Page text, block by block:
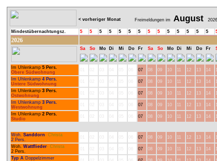
< vorheriger Monat Freimeldungen im August 2026
Mindestübernachtungsz. 5 5 5 5 5 5 5 5 5 5 5 5 5 5
2026
Sa So Mo Di Mi Do Fr Sa So Mo Di Mi Do Fr
Im Uhlenkamp 5 Pers.
Obere Südwohnung
07 08 09 10 11 12 13 14
Im Uhlenkamp 4 Pers.
Untere Südwohnung
07 08 09 10 11 12 13 14
Im Uhlenkamp 3 Pers.
Ostwohnung
07 08 09 10 11 12 13 14
Im Uhlenkamp 3 Pers.
Westwohnung
07 08 09 10 11 12 13 14
Im Uhlenkamp 2 Pers.
Studio
07 08 09 10 11 12 13 14
Woh. Sanddorn- Christa
2 Pers.
07 08 09 10 11 12 13 14
Woh. Wattflieder- Christa
2 Pers.
07 08 09 10 11 12 13 14
Typ A Doppelzimmer